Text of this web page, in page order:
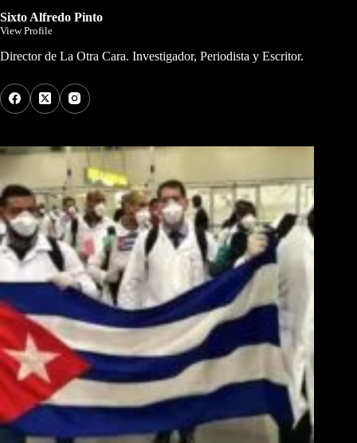
Sixto Alfredo Pinto
View Profile
Director de La Otra Cara. Investigador, Periodista y Escritor.